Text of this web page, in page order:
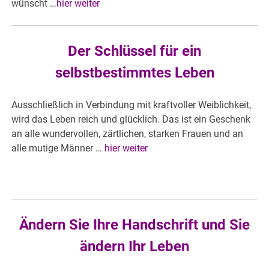
wünscht …hier weiter
Der Schlüssel für ein
selbstbestimmtes Leben
Ausschließlich in Verbindung mit kraftvoller Weiblichkeit,
wird das Leben reich und glücklich. Das ist ein Geschenk
an alle wundervollen, zärtlichen, starken Frauen und an
alle mutige Männer … hier weiter
Ändern Sie Ihre Handschrift und Sie
ändern Ihr Leben